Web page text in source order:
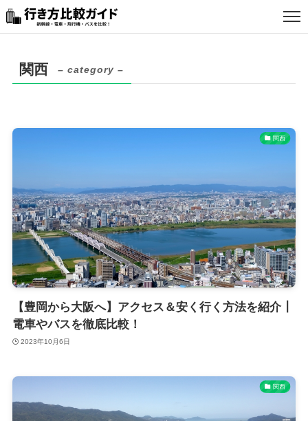
お問い合わせ
スタッフ採用
広告について
個人情報取扱方針
関西 – category –
関西
【豊岡から大阪へ】アクセス＆安く行く方法を紹介┃
電車やバスを徹底比較！
2023年10月6日
関西